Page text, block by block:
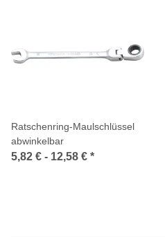
Ratschenring-Maulschlüssel
abwinkelbar
5,82 € - 12,58 € *